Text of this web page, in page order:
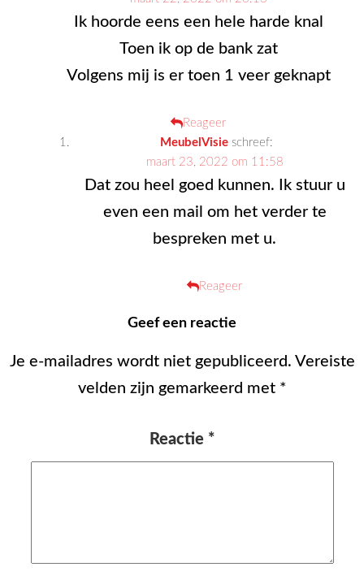
Ik hoorde eens een hele harde knal
Toen ik op de bank zat
Volgens mij is er toen 1 veer geknapt
Reageer
MeubelVisie schreef:
maart 23, 2022 om 11:58
Dat zou heel goed kunnen. Ik stuur u
even een mail om het verder te
bespreken met u.
Reageer
Geef een reactie
Je e-mailadres wordt niet gepubliceerd. Vereiste
velden zijn gemarkeerd met *
Reactie *